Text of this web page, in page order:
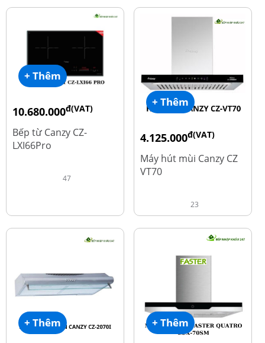
+ Thêm
10.680.000đ(VAT)
Bếp từ Canzy CZ-
LXI66Pro
47
+ Thêm
4.125.000đ(VAT)
8.500.000
Máy hút mùi Canzy CZ
VT70
23
+ Thêm + Thêm